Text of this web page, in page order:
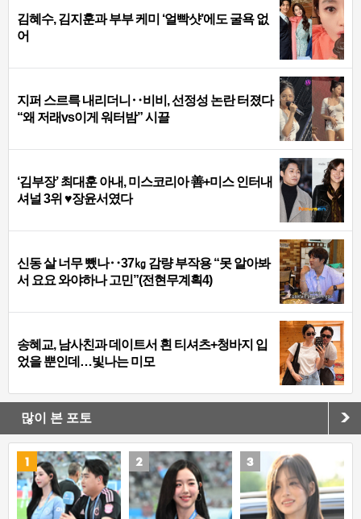
김혜수, 김지훈과 부부 케미 ‘얼빡샷’에도 굴욕 없
어
지퍼 스르륵 내리더니‥비비, 선정성 논란 터졌다
“왜 저래vs이게 워터밤” 시끌
‘김부장’ 최대훈 아내, 미스코리아 善+미스 인터내
셔널 3위 ♥장윤서였다
신동 살 너무 뺐나‥37㎏ 감량 부작용 “못 알아봐
서 요요 와야하나 고민”(전현무계획4)
송혜교, 남사친과 데이트서 흰 티셔츠+청바지 입
었을 뿐인데…빛나는 미모
많이 본 포토